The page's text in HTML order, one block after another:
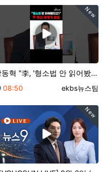
New
장동혁 "李, '형소법 안 읽어봤다' 망언…대통령 맞나…
등록일
08:50 등록자
ekbs뉴스팀
New